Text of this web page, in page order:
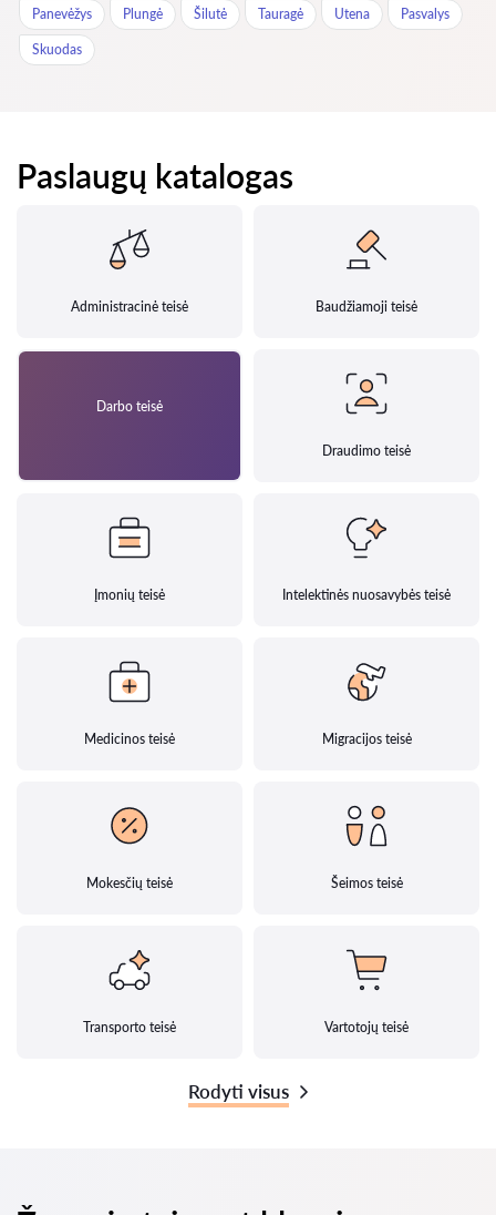
Panevėžys Plungė Šilutė Tauragė Utena Pasvalys
Skuodas
Paslaugų katalogas
Administracinė teisė Baudžiamoji teisė
Darbo teisė
Draudimo teisė
Įmonių teisė Intelektinės nuosavybės teisė
Medicinos teisė Migracijos teisė
Mokesčių teisė Šeimos teisė
Transporto teisė Vartotojų teisė
Rodyti visus